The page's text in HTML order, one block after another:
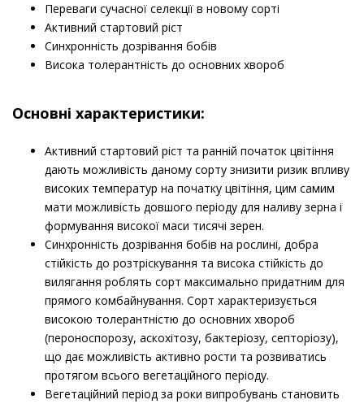
Переваги сучасної селекції в новому сорті
Активний стартовий ріст
Синхронність дозрівання бобів
Висока толерантність до основних хвороб
Основні характеристики:
Активний стартовий ріст та ранній початок цвітіння
дають можливість даному сорту знизити ризик впливу
високих температур на початку цвітіння, цим самим
мати можливість довшого періоду для наливу зерна і
формування високої маси тисячі зерен.
Синхронність дозрівання бобів на рослині, добра
стійкість до розтріскування та висока стійкість до
вилягання роблять сорт максимально придатним для
прямого комбайнування. Сорт характеризується
високою толерантністю до основних хвороб
(пероноспорозу, аскохітозу, бактеріозу, септоріозу),
що дає можливість активно рости та розвиватись
протягом всього вегетаційного періоду.
Вегетаційний період за роки випробувань становить